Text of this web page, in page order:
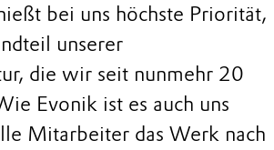
bei uns höchste Priorität,
unserer
die wir seit nunmehr 20
Evonik ist es auch uns
Mitarbeiter das Werk nach